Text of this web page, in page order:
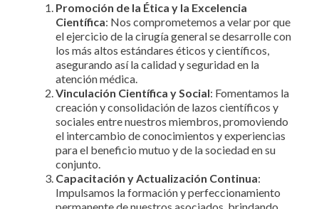
Promoción de la Ética y la Excelencia
Científica: Nos comprometemos a velar por que
el ejercicio de la cirugía general se desarrolle con
los más altos estándares éticos y científicos,
asegurando así la calidad y seguridad en la
atención médica.
Vinculación Científica y Social: Fomentamos la
creación y consolidación de lazos científicos y
sociales entre nuestros miembros, promoviendo
el intercambio de conocimientos y experiencias
para el beneficio mutuo y de la sociedad en su
conjunto.
Capacitación y Actualización Continua:
Impulsamos la formación y perfeccionamiento